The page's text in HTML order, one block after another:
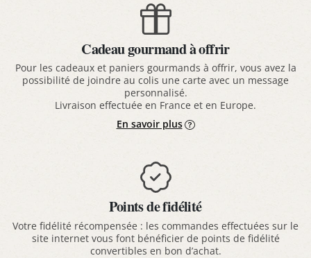
Cadeau gourmand à offrir
Pour les cadeaux et paniers gourmands à offrir, vous avez la
possibilité de joindre au colis une carte avec un message
personnalisé.
Livraison effectuée en France et en Europe.
En savoir plus
Points de fidélité
Votre fidélité récompensée : les commandes effectuées sur le
site internet vous font bénéficier de points de fidélité
convertibles en bon d’achat.